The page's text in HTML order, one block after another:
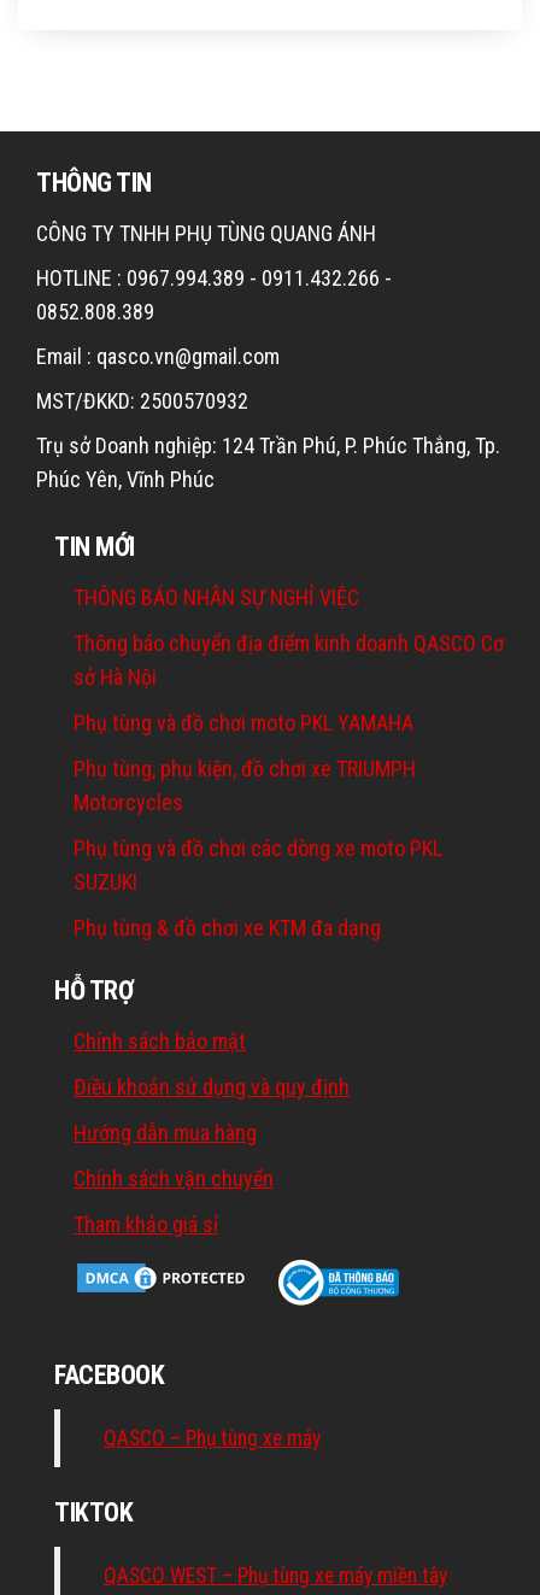
THÔNG TIN
CÔNG TY TNHH PHỤ TÙNG QUANG ÁNH
HOTLINE : 0967.994.389 - 0911.432.266 -
0852.808.389
Email : qasco.vn@gmail.com
MST/ĐKKD: 2500570932
Trụ sở Doanh nghiệp: 124 Trần Phú, P. Phúc Thắng, Tp.
Phúc Yên, Vĩnh Phúc
TIN MỚI
THÔNG BÁO NHÂN SỰ NGHỈ VIỆC
Thông báo chuyển địa điểm kinh doanh QASCO Cơ
sở Hà Nội
Phụ tùng và đồ chơi moto PKL YAMAHA
Phụ tùng, phụ kiện, đồ chơi xe TRIUMPH
Motorcycles
Phụ tùng và đồ chơi các dòng xe moto PKL
SUZUKI
Phụ tùng & đồ chơi xe KTM đa dạng
HỖ TRỢ
Chính sách bảo mật
Điều khoản sử dụng và quy định
Hướng dẫn mua hàng
Chính sách vận chuyển
Tham khảo giá sỉ
FACEBOOK
QASCO – Phụ tùng xe máy
TIKTOK
QASCO WEST – Phụ tùng xe máy miền tây